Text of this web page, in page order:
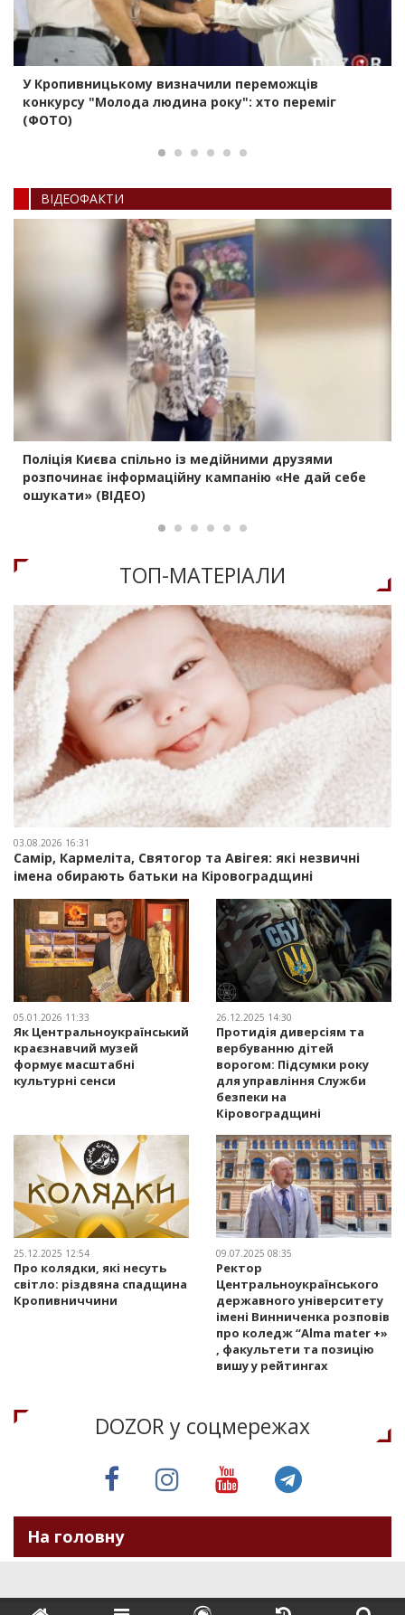
У Кропивницькому визначили переможців
конкурсу "Молода людина року": хто переміг
(ФОТО)
ВIДЕОФАКТИ
Поліція Києва спільно із медійними друзями
розпочинає інформаційну кампанію «Не дай себе
ошукати» (ВІДЕО)
ТОП-МАТЕРIАЛИ
03.08.2026 16:31
Самір, Кармеліта, Святогор та Авігея: які незвичні
імена обирають батьки на Кіровоградщині
05.01.2026 11:33
Як Центральноукраїнський
краєзнавчий музей
формує масштабні
культурні сенси
26.12.2025 14:30
Протидія диверсіям та
вербуванню дітей
ворогом: Підсумки року
для управління Служби
безпеки на
Кіровоградщині
25.12.2025 12:54
Про колядки, які несуть
світло: різдвяна спадщина
Кропивниччини
09.07.2025 08:35
Ректор
Центральноукраїнського
державного університету
імені Винниченка розповів
про коледж “Alma mater +»
, факультети та позицію
вишу у рейтингах
DOZOR у соцмережах
На головну